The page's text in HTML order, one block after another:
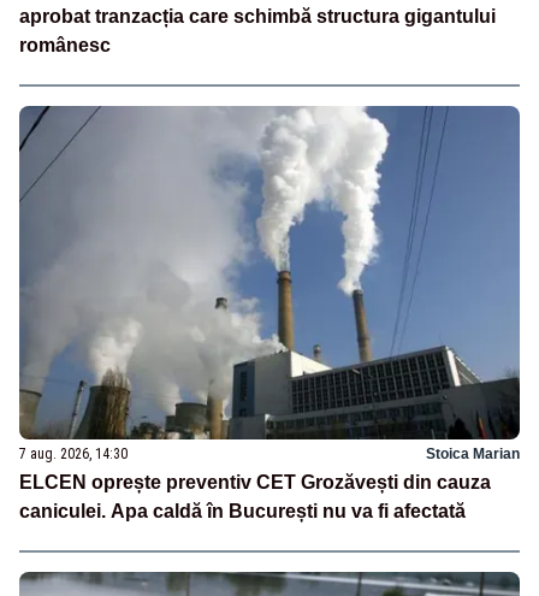
aprobat tranzacția care schimbă structura gigantului
românesc
7 aug. 2026, 14:30 Stoica Marian
ELCEN oprește preventiv CET Grozăvești din cauza
caniculei. Apa caldă în București nu va fi afectată